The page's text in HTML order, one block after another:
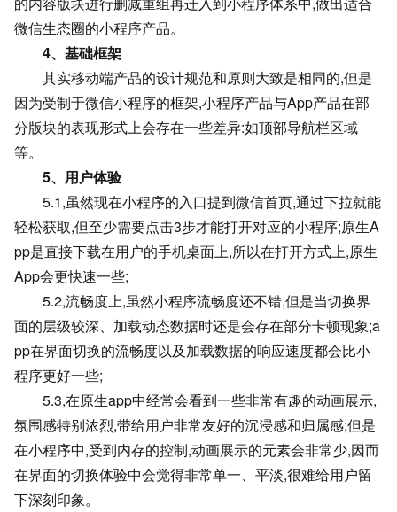
微信生态圈的小程序产品。
4、基础框架
其实移动端产品的设计规范和原则大致是相同的,但是
因为受制于微信小程序的框架,小程序产品与App产品在部
分版块的表现形式上会存在一些差异:如顶部导航栏区域
等。
5、用户体验
5.1,虽然现在小程序的入口提到微信首页,通过下拉就能
轻松获取,但至少需要点击3步才能打开对应的小程序;原生A
pp是直接下载在用户的手机桌面上,所以在打开方式上,原生
App会更快速一些;
5.2,流畅度上,虽然小程序流畅度还不错,但是当切换界
面的层级较深、加载动态数据时还是会存在部分卡顿现象;a
pp在界面切换的流畅度以及加载数据的响应速度都会比小
程序更好一些;
5.3,在原生app中经常会看到一些非常有趣的动画展示,
氛围感特别浓烈,带给用户非常友好的沉浸感和归属感;但是
在小程序中,受到内存的控制,动画展示的元素会非常少,因而
在界面的切换体验中会觉得非常单一、平淡,很难给用户留
下深刻印象。